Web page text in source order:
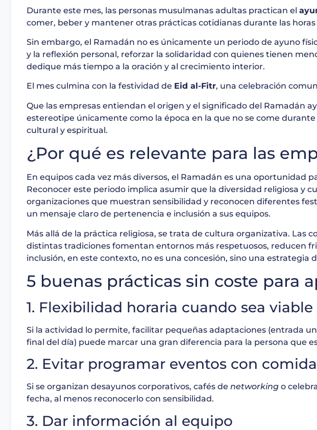
Durante este mes, las personas musulmanas adultas practican el
comer, beber y mantener otras prácticas cotidianas durante las horas
Sin embargo, el Ramadán no es únicamente un periodo de ayuno
y la reflexión personal, reforzar la solidaridad con quienes tienen
dedique más tiempo a la oración y al crecimiento interior.
El mes culmina con la festividad de Eid al-Fitr, una celebración
Que las empresas entiendan el origen y el significado del Ramadán
estereotipe únicamente como la época en la que no se come
cultural y espiritual.
¿Por qué es relevante para las
En equipos cada vez más diversos, el Ramadán es una oportunidad
Reconocer este periodo implica asumir que la diversidad religiosa y
organizaciones que muestran sensibilidad y reconocen diferentes
un mensaje claro de pertenencia e inclusión a sus equipos.
Más allá de la práctica religiosa, se trata de cultura organizativa.
distintas tradiciones fomentan entornos más respetuosos, reducen
inclusión, en este contexto, no es una concesión, sino una estrategia
5 buenas prácticas sin coste para
1. Flexibilidad horaria cuando sea viable
Si la actividad lo permite, facilitar pequeñas adaptaciones (entrada
final del día) puede marcar una gran diferencia para la persona que
2. Evitar programar eventos con
Si se organizan desayunos corporativos, cafés de networking o
fecha, al menos reconocerlo con sensibilidad.
3. Dar información al equipo